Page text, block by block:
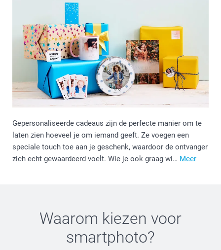
Gepersonaliseerde cadeaus zijn de perfecte manier om te
laten zien hoeveel je om iemand geeft. Ze voegen een
speciale touch toe aan je geschenk, waardoor de ontvanger
zich echt gewaardeerd voelt. Wie je ook graag wi… Meer
Waarom kiezen voor
smartphoto?